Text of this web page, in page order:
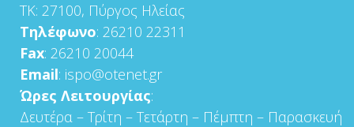
ΤΚ: 27100, Πύργος Ηλείας
Τηλέφωνο: 26210 22311
Fax: 26210 20044
Email: ispo@otenet.gr
Ώρες Λειτουργίας:
Δευτέρα – Τρίτη – Τετάρτη – Πέμπτη – Παρασκευή